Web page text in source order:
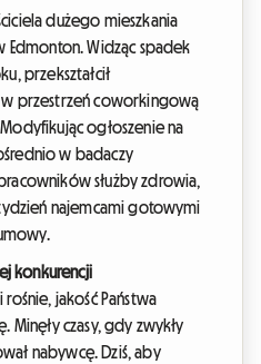
dużego mieszkania
Edmonton. Widząc spadek
przekształcił
przestrzeń coworkingową
ogłoszenie na
w badaczy
służby zdrowia,
najemcami gotowymi
konkurencji
jakość Państwa
Minęły czasy, gdy zwykły
nabywcę. Dziś, aby